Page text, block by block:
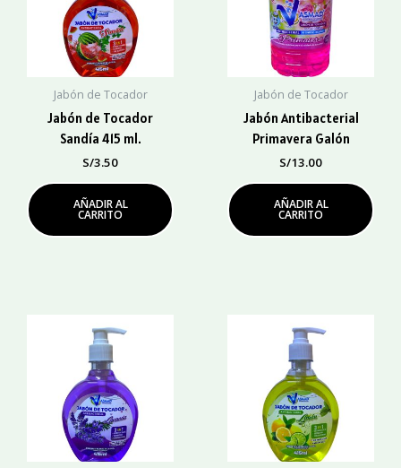
Jabón de Tocador
Jabón de Tocador
Sandía 415 ml.
S/3.50
AÑADIR AL
CARRITO
Jabón de Tocador
Jabón Antibacterial
Primavera Galón
S/13.00
AÑADIR AL
CARRITO